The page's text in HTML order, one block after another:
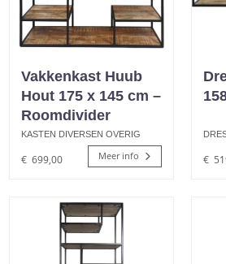
Vakkenkast Huub
Hout 175 x 145 cm –
Roomdivider
KASTEN DIVERSEN OVERIG
€ 699,00 Meer info €